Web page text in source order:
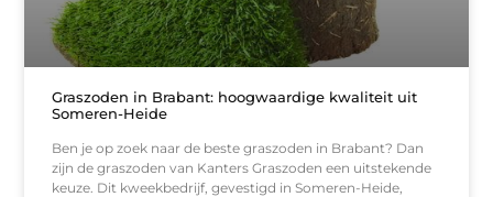
Graszoden in Brabant: hoogwaardige kwaliteit uit
Someren-Heide
Ben je op zoek naar de beste graszoden in Brabant? Dan
zijn de graszoden van Kanters Graszoden een uitstekende
keuze. Dit kweekbedrijf, gevestigd in Someren-Heide,